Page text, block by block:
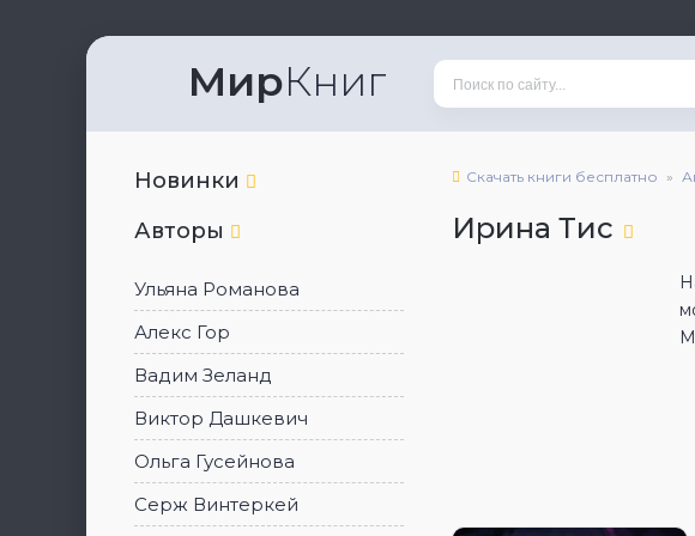
МирКниг
Новинки
Авторы
Ульяна Романова
Алекс Гор
Вадим Зеланд
Виктор Дашкевич
Ольга Гусейнова
Серж Винтеркей
Скачать книги бесплатно
Ирина Тис